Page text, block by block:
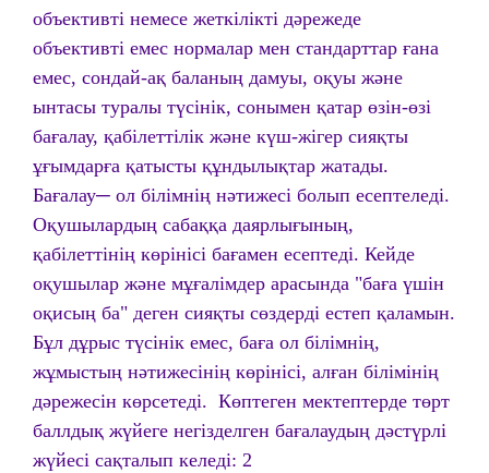
объективті немесе жеткілікті дәрежеде
объективті емес нормалар мен стандарттар ғана
емес, сондай-ақ баланың дамуы, оқуы және
ынтасы туралы түсінік, сонымен қатар өзін-өзі
бағалау, қабілеттілік және күш-жігер сияқты
ұғымдарға қатысты құндылықтар жатады.
Бағалау─ ол білімнің нәтижесі болып есептеледі.
Оқушылардың сабаққа даярлығының,
қабілеттінің көрінісі бағамен есептеді. Кейде
оқушылар және мұғалімдер арасында "баға үшін
оқисың ба" деген сияқты сөздерді естеп қаламын.
Бұл дұрыс түсінік емес, баға ол білімнің,
жұмыстың нәтижесінің көрінісі, алған білімінің
дәрежесін көрсетеді. Көптеген мектептерде төрт
баллдық жүйеге негізделген бағалаудың дәстүрлі
жүйесі сақталып келеді: 2